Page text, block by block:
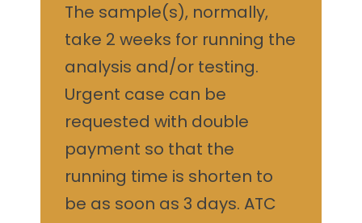
The sample(s), normally,
take 2 weeks for running the
analysis and/or testing.
Urgent case can be
requested with double
payment so that the
running time is shorten to
be as soon as 3 days. ATC